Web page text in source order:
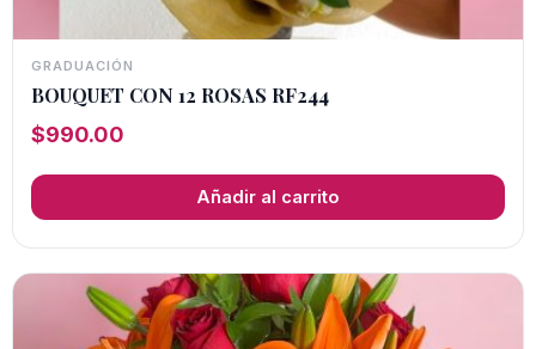
GRADUACIÓN
BOUQUET CON 12 ROSAS RF244
$990.00
Añadir al carrito